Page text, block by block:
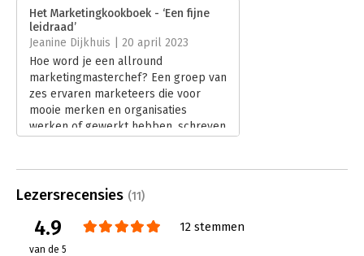
Verschijningsdatum:
25-1-2023
Hoofdrubriek: Marketing
Het Marketingkookboek - ‘Een fijne
leidraad’
Jeanine Dijkhuis | 20 april 2023
Hoe word je een allround
marketingmasterchef? Een groep van
zes ervaren marketeers die voor
mooie merken en organisaties
werken of gewerkt hebben, schreven
het woud van alle
basisrecepten een fijne leidraad.
Lees verder
Lezersrecensies (11)
4.9
van de 5
12 stemmen